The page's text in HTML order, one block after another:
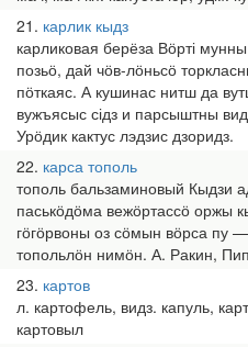
21 карлик кыдз
карликовая берёза Вӧрті
позьӧ, дай чӧв-лӧньсӧ
пӧткаяс. А кушинас нитш да
вужъясыс сідз и парсыштны
Урӧдик кактус лэдзис дзоридз.
22 карса тополь
тополь бальзаминовый Кыдзи
паськӧдӧма вежӧртассӧ оржы
гӧгӧрвоны оз сӧмын вӧрса пу
топольлӧн нимӧн. А. Ракин,
23 картов
л. картофель, видз. капуль,
картовыл